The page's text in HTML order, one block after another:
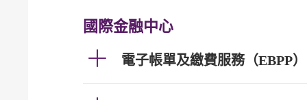
國際金融中心
電子帳單及繳費服務（EBPP）